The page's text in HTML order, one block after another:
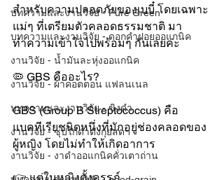
บทความและงานวิจัย - Pure Green
บทความและงานวิจัย - ดอกคำฝอยออแกนิค
งานวิจัย - น้ำมันละหุ่งออแกนิค
งานวิจัย - ผ้าคอตตอน แฟลนเนล
บทความและงานวิจัย - ขิงดำ
งานวิจัย - ซุปไก่ดำตังกุยสดฯ
งานวิจัย - งาดำออแกนิคคั่วเตาถ่าน
สำหรับความปลอดภัยของเบบี๋ โดยเฉพาะ
แม่ๆ ที่เตรียมตัวคลอดธรรมชาติ มา
ทำความเข้าใจไปพร้อมๆ กันเลยค่ะ
🦠 GBS คืออะไร?
GBS (Group B Streptococcus) คือ
แบคทีเรียชนิดหนึ่งที่มักอยู่ช่องคลอดของ
ผู้หญิง โดยไม่ทำให้เกิดอาการ